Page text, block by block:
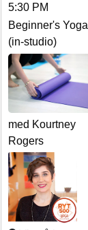
5:30 PM
Beginner's Yoga
(in-studio)
med Kourtney
Rogers